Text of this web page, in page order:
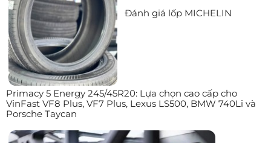
Đánh giá lốp MICHELIN
Primacy 5 Energy 245/45R20: Lựa chọn cao cấp cho
VinFast VF8 Plus, VF7 Plus, Lexus LS500, BMW 740Li và
Porsche Taycan